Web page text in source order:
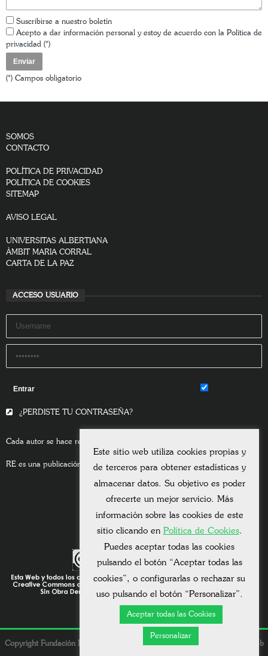
Suscribirse a nuestro boletín
Acepto a dar información personal y estoy de acuerdo con la Política de
privacidad (*)
(*) Campos obligatorio
SOMOS
CONTACTO
POLÍTICA DE PRIVACIDAD
POLÍTICA DE COOKIES
SITEMAP
AVISO LEGAL
UNIVERSITAS ALBERTIANA
ÀMBIT MARIA CORRAL
CARTA DE LA PAZ
ACCESO USUARIO
¿PERDISTE TU CONTRASEÑA?
Cada autor se hace responsable del contenido de sus escritos.
RE es una publicación asociada a la Universitas Albertiana.
Copyright Fundación Dolores González Vda. Bigourdan © 2026. - Una web
Este sitio web utiliza cookies propias y
de terceros para obtener estadísticas y
almacenar datos. Su objetivo es poder
ofrecerte un mejor servicio. Más
información sobre las cookies de este
sitio clicando en Política de Cookies.
Puedes aceptar todas las cookies
pulsando el botón “Aceptar todas las
cookies”, o configurarlas o rechazar su
uso pulsando el botón “Personalizar”.
Aceptar todas las Cookies
Personalizar